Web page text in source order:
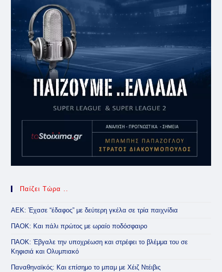
Παίζει Τώρα ..
ΑΕΚ: Έχασε “έδαφος” με δεύτερη γκέλα σε τρία παιχνίδια
ΠΑΟΚ: Και πάλι πρώτος με ωραίο ποδόσφαιρο
ΠΑΟΚ: Έβγαλε την υποχρέωση και στρέφει το βλέμμα του σε
Κηφισιά και Ολυμπιακό
Παναθηναϊκός: Και επίσημο το μπαμ με Χέιζ Ντέιβις